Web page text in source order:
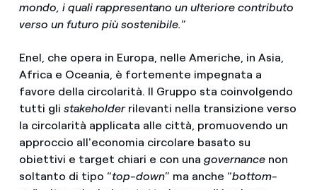
mondo, i quali rappresentano un ulteriore contributo
verso un futuro più sostenibile.”
Enel, che opera in Europa, nelle Americhe, in Asia,
Africa e Oceania, è fortemente impegnata a
favore della circolarità. Il Gruppo sta coinvolgendo
tutti gli stakeholderrilevanti nella transizione verso
la circolarità applicata alle città, promuovendo un
approccio all'economia circolare basato su
obiettivi e target chiari e con una governancenon
soltanto di tipo “top-down” ma anche “bottom-